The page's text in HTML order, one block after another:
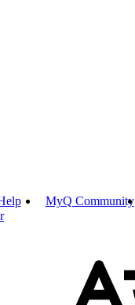
MyQ Community